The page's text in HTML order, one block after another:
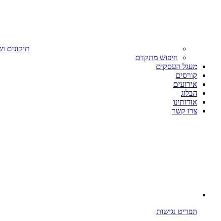
תיקונים
חיפוש מתקדם
מעגל העסקים
קורסים
אירועים
הבלוג
אודותינו
צרו קשר
תפריט נגישות